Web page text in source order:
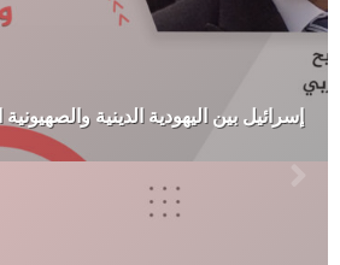
إسرائيل بين اليهودية الدينية